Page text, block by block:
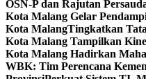
OSN-P dan Rajutan
Kota Malang Gelar
Kota MalangTingkatkan
Kota Malang Tampilkan
Kota Malang Hadirkan
WBK: Tim Perencana